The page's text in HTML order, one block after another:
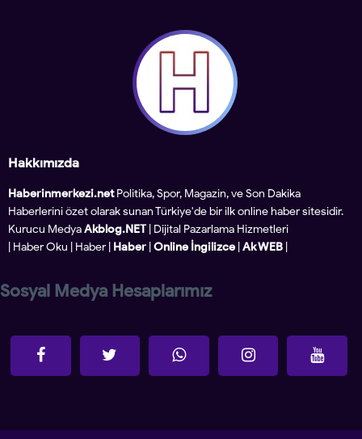
Hakkımızda
Haberinmerkezi.netPolitika, Spor, Magazin, ve Son Dakika
Haberlerini özet olarak sunan Türkiye'de bir ilk online haber sitesidir.
Kurucu MedyaAkblog.NET | Dijital Pazarlama Hizmetleri
Haber Oku Haber Haber Online İngilizce Ak WEB
Sosyal Medya Hesaplarımız